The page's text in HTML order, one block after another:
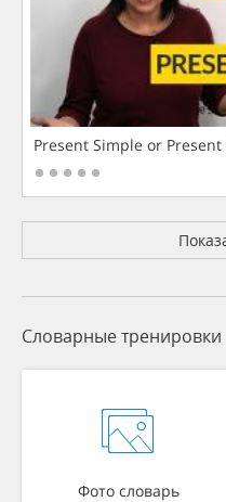
Present Simple or
Словарные тренировки
Фото словарь